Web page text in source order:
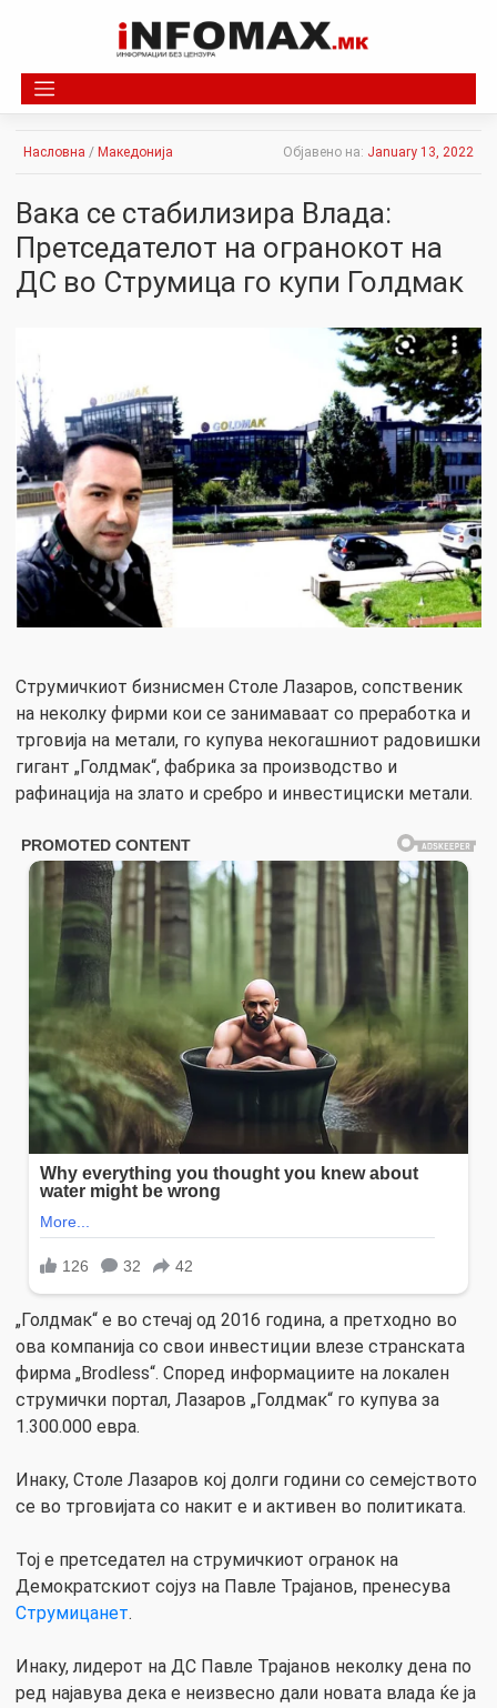
Насловна / Македонија Објавено на: January 13, 2022
Вака се стабилизира Влада:
Претседателот на огранокот на
ДС во Струмица го купи Голдмак
Струмичкиот бизнисмен Столе Лазаров, сопственик
на неколку фирми кои се занимаваат со преработка и
трговија на метали, го купува некогашниот радовишки
гигант „Голдмак“, фабрика за производство и
рафинација на злато и сребро и инвестициски метали.
„Голдмак“ е во стечај од 2016 година, а претходно во
ова компанија со свои инвестиции влезе странската
фирма „Brodless“. Според информациите на локален
струмички портал, Лазаров „Голдмак“ го купува за
1.300.000 евра.
Инаку, Столе Лазаров кој долги години со семејството
се во трговијата со накит е и активен во политиката.
Тој е претседател на струмичкиот огранок на
Демократскиот сојуз на Павле Трајанов, пренесува
Струмицанет.
Инаку, лидерот на ДС Павле Трајанов неколку дена по
ред најавува дека е неизвесно дали новата влада ќе ја